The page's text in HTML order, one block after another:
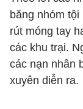
băng nhóm
rút móng tay
các khu trại.
các nạn nhân
xuyên diễn ra.